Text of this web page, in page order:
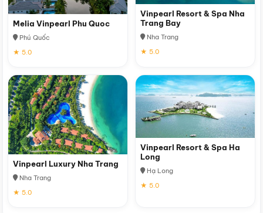
Melia Vinpearl Phu Quoc
Phú Quốc
★ 5.0
Vinpearl Resort & Spa Nha
Trang Bay
Nha Trang
★ 5.0
Vinpearl Luxury Nha Trang
Nha Trang
★ 5.0
Vinpearl Resort & Spa Ha
Long
Hạ Long
★ 5.0